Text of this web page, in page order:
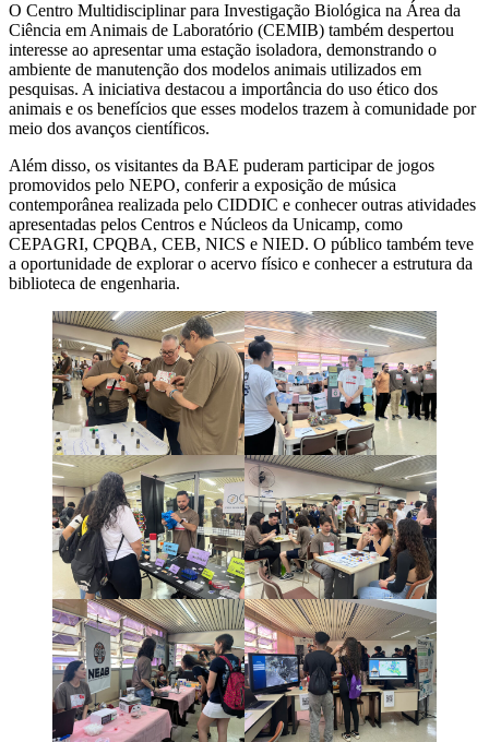
O Centro Multidisciplinar para Investigação Biológica na Área da
Ciência em Animais de Laboratório (CEMIB) também despertou
interesse ao apresentar uma estação isoladora, demonstrando o
ambiente de manutenção dos modelos animais utilizados em
pesquisas. A iniciativa destacou a importância do uso ético dos
animais e os benefícios que esses modelos trazem à comunidade por
meio dos avanços científicos.
Além disso, os visitantes da BAE puderam participar de jogos
promovidos pelo NEPO, conferir a exposição de música
contemporânea realizada pelo CIDDIC e conhecer outras atividades
apresentadas pelos Centros e Núcleos da Unicamp, como
CEPAGRI, CPQBA, CEB, NICS e NIED. O público também teve
a oportunidade de explorar o acervo físico e conhecer a estrutura da
biblioteca de engenharia.